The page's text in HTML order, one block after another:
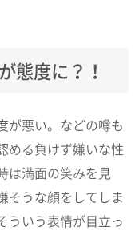
態度に？！
が悪い。などの噂も
める負けず嫌いな性
は満面の笑みを見
そうな顔をしてしま
ういう表情が目立っ